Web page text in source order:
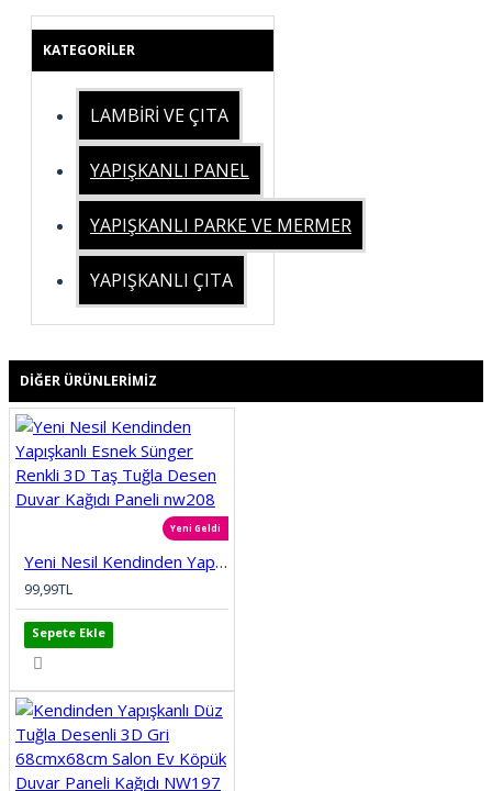
KATEGORILER
LAMBİRİ VE ÇITA
YAPIŞKANLI PANEL
YAPIŞKANLI PARKE VE MERMER
YAPIŞKANLI ÇITA
DIĞER ÜRÜNLERIMIZ
Yeni Geldi
Yeni Nesil Kendinden Yapışkanlı Esnek Sünger Renkli 3D Taş Tuğla Desen Duvar Kağıdı Paneli nw208
99,99TL
Sepete Ekle